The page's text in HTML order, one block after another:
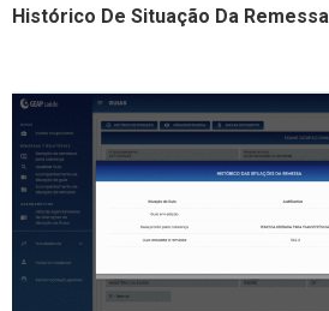
Histórico De Situação Da Remessa